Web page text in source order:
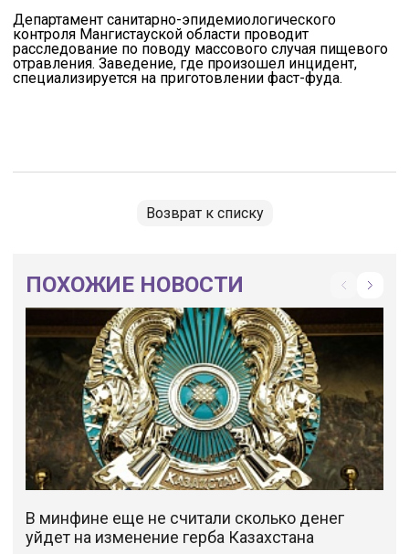
Департамент санитарно-эпидемиологического
контроля Мангистауской области проводит
расследование по поводу массового случая пищевого
отравления. Заведение, где произошел инцидент,
специализируется на приготовлении фаст-фуда.
Возврат к списку
ПОХОЖИЕ НОВОСТИ
В минфине еще не считали сколько денег
уйдет на изменение герба Казахстана